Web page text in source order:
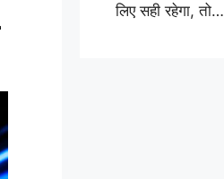
लिए सही रहेगा, तो…